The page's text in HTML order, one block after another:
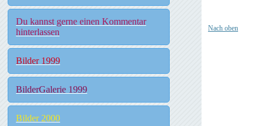
Du kannst gerne einen Kommentar
hinterlassen
Bilder 1999
BilderGalerie 1999
Bilder 2000
Nach oben